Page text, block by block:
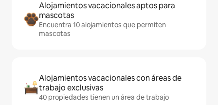
Alojamientos vacacionales aptos para
mascotas
Encuentra 10 alojamientos que permiten
mascotas
Alojamientos vacacionales con áreas de
trabajo exclusivas
40 propiedades tienen un área de trabajo